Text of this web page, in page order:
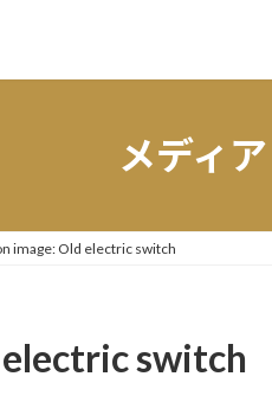
メディア
image: Old electric switch
switch